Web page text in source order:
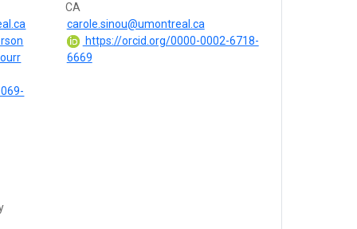
CA
carole.sinou@umontreal.ca
https://orcid.org/0000-0002-6718-
6669